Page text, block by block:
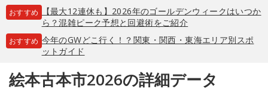
おすすめ
【最大12連休も】2026年のゴールデンウィークはいつか
ら？混雑ピーク予想と回避術をご紹介
おすすめ 今年のGWどこ行く！？関東・関西・東海エリア別スポ
ットガイド
絵本古本市2026の詳細データ